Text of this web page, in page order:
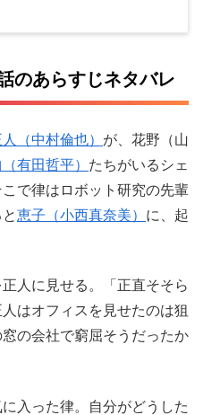
のあらすじネタバレ
人（中村倫也） が、花野（山
有田哲平） たちがいるシェ
で律はロボット研究の先輩
恵子（小西真奈美） に、起
人に見せる。「正直そそら
はオフィスを見せたのは狙
の会社で窮屈そうだったか
入った律。自分がどうした